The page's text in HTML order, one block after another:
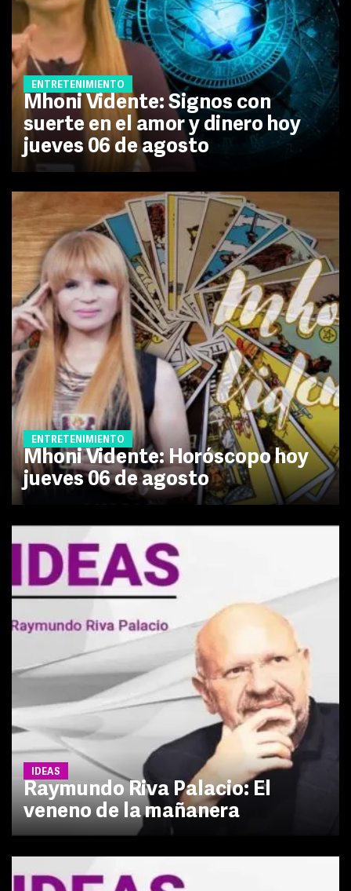
ENTRETENIMIENTO
Mhoni Vidente: Signos con
suerte en el amor y dinero hoy
jueves 06 de agosto
ENTRETENIMIENTO
Mhoni Vidente: Horóscopo hoy
jueves 06 de agosto
IDEAS
Raymundo Riva Palacio: El
veneno de la mañanera